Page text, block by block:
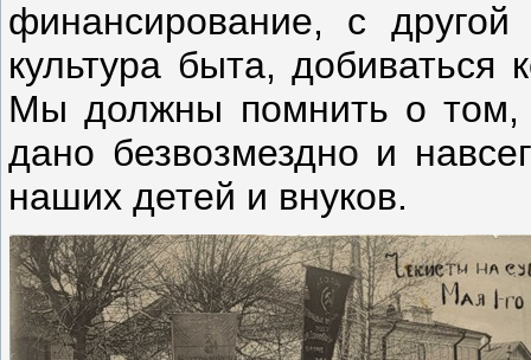
финансирование, с
культура быта,
Мы должны помнить о том,
дано безвозмездно и
наших детей и внуков.